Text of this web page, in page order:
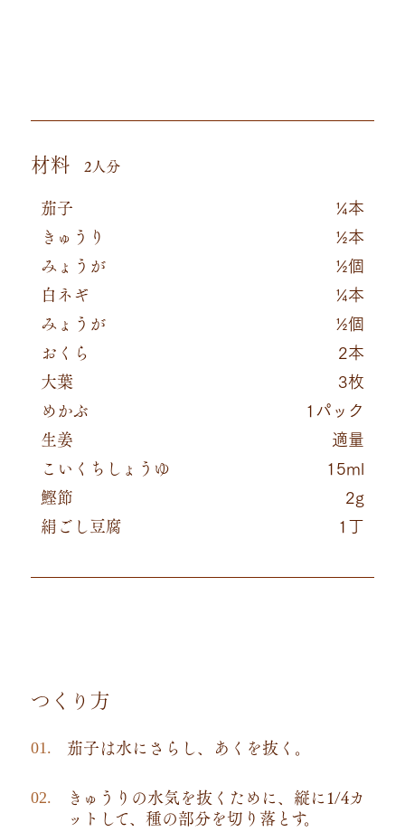
材料 2人分
茄子 ¼本
きゅうり ½本
みょうが ½個
白ネギ ¼本
みょうが ½個
おくら 2本
大葉 3枚
めかぶ 1パック
生姜 適量
こいくちしょうゆ 15ml
鰹節 2g
絹ごし豆腐 1丁
つくり方
茄子は水にさらし、あくを抜く。
きゅうりの水気を抜くために、縦に1/4カ
ットして、種の部分を切り落とす。